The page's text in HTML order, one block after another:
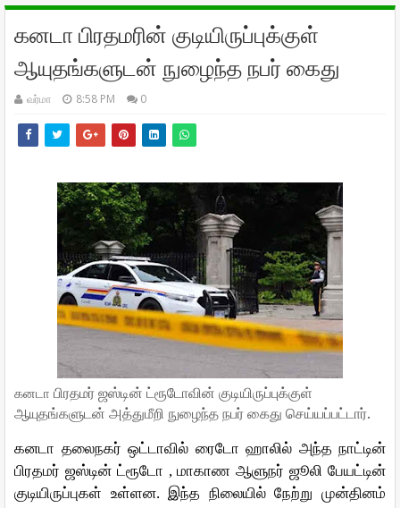
கனடா பிரதமரின் குடியிருப்புக்குள்
ஆயுதங்களுடன் நுழைந்த நபர் கைது
வர்மா 8:58 PM 0
கனடா பிரதமர் ஜஸ்டின் ட்ரூடோவின் குடியிருப்புக்குள்
ஆயுதங்களுடன் அத்துமீறி நுழைந்த நபர் கைது செய்யப்பட்டார்.
கனடா தலைநகர் ஒட்டாவில் ரைடோ ஹாலில் அந்த நாட்டின்
பிரதமர் ஜஸ்டின் ட்ரூடோ ,மாகாண ஆளுநர் ஜூலி பேயட்டின்
குடியிருப்புகள் உள்ளன.இந்த நிலையில் நேற்று முன்தினம்